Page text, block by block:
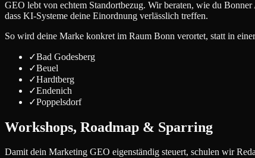
GEO lebt von echtem Standortbezug. Wir beraten, wie du
dass KI-Systeme deine Einordnung verlässlich treffen.
So wird deine Marke konkret im Raum Bonn verortet, statt in
✓Bad Godesberg
✓Beuel
✓Hardtberg
✓Endenich
✓Poppelsdorf
Workshops, Roadmap & Sparring
Damit dein Marketing GEO eigenständig steuert, schulen wir